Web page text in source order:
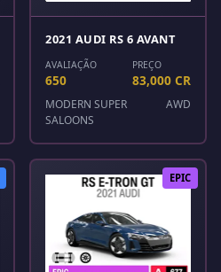
2021 AUDI RS 6 AVANT
AVALIAÇÃO
650
PREÇO
83,000 CR
MODERN SUPER
SALOONS
AWD
EPIC